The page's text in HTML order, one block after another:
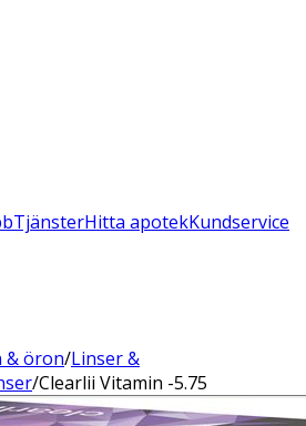
TjänsterHitta apotekKundservice
& öron/Linser &
/Clearlii Vitamin -5.75